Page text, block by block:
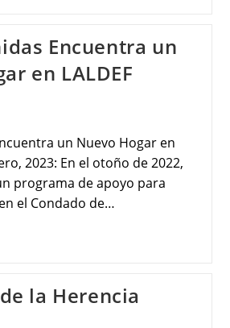
Encuentra un
en LALDEF
un Nuevo Hogar en
2023: En el otoño de 2022,
programa de apoyo para
el Condado de…
la Herencia